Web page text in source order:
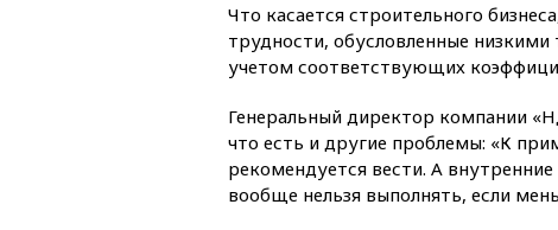
Что касается строительного
трудности, обусловленные
учетом соответствующих
Генеральный директор компании
что есть и другие проблемы: «К
рекомендуется вести. А
вообще нельзя выполнять, если